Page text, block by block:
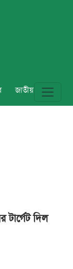
জাতীয় বিশ্ব
টার্গেট দিল